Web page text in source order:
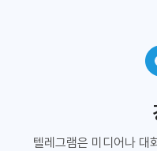
텔레그램은 미디어나 대